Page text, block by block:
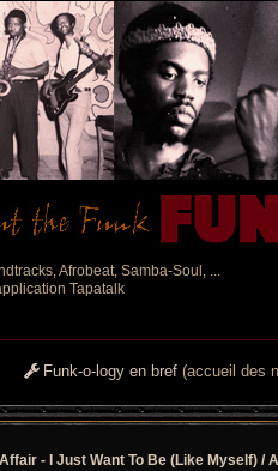
Afrobeat, Samba-Soul, ...
Tapatalk
Funk-o-logy en bref (accueil des
- I Just Want To Be (Like Myself) /